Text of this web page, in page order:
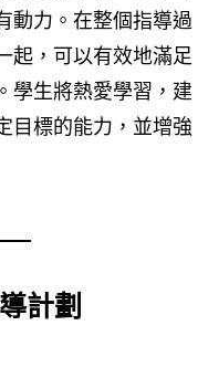
動力。在整個指導過
起，可以有效地滿足
學生將熱愛學習，建
目標的能力，並增強
計劃